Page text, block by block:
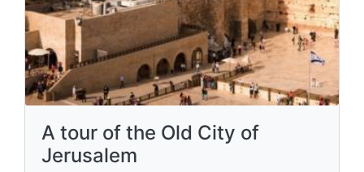
A tour of the Old City of
Jerusalem